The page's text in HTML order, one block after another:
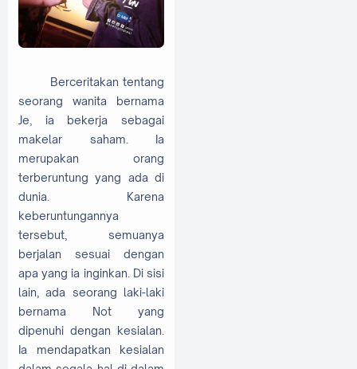
Berceritakan tentang
seorang wanita bernama
Je, ia bekerja sebagai
makelar saham. Ia
merupakan orang
terberuntung yang ada di
dunia. Karena
keberuntungannya
tersebut, semuanya
berjalan sesuai dengan
apa yang ia inginkan. Di sisi
lain, ada seorang laki-laki
bernama Not yang
dipenuhi dengan kesialan.
Ia mendapatkan kesialan